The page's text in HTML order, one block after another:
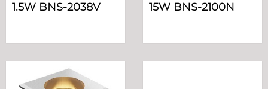
1.5W BNS-2038V
15W BNS-2100N